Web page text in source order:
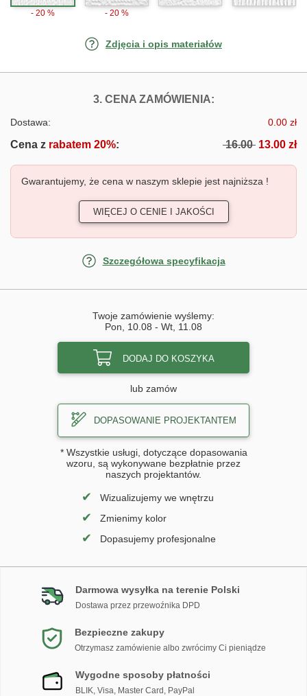
- 20 % - 20 %
Zdjęcia i opis materiałów
3. CENA ZAMÓWIENIA:FOTOTAPETY
Dostawa: 0.00 zł
Cena z rabatem 20%: 16.00 13.00 zł
Gwarantujemy, że cena w naszym sklepie jest najniższa !
WIĘCEJ O CENIE I JAKOŚCI
Szczegółowa specyfikacja
Twoje zamówienie wyślemy:
Pon, 10.08 - Wt, 11.08
DODAJ DO KOSZYKA
lub zamów
DOPASOWANIE PROJEKTANTEM
* Wszystkie usługi, dotyczące dopasowania
wzoru, są wykonywane bezpłatnie przez
naszych projektantów.
✔ Wizualizujemy we wnętrzu
✔ Zmienimy kolor
✔ Dopasujemy profesjonalne
Darmowa wysyłka na terenie Polski
Dostawa przez przewoźnika DPD
Bezpieczne zakupy
Otrzymasz zamówienie albo zwrócimy Ci pieniądze
Wygodne sposoby płatności
BLIK, Visa, Master Card, PayPal